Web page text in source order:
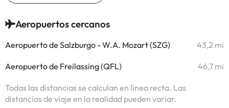
Aeropuertos cercanos
Aeropuerto de Salzburgo - W.A. Mozart (SZG) 43,2 mi
Aeropuerto de Freilassing (QFL) 46,7 mi
Todas las distancias se calculan en línea recta. Las
distancias de viaje en la realidad pueden variar.